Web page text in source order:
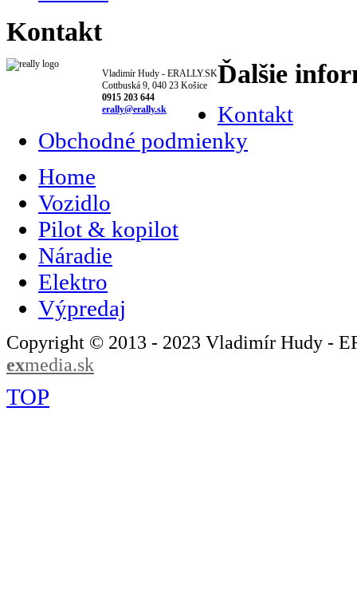
Kontakt
Vladimír Hudy - ERALLY.SK
Cottbuská 9, 040 23 Košice
0915 203 644
erally@erally.sk
Ďalšie
Kontakt
Obchodné podmienky
Home
Vozidlo
Pilot & kopilot
Náradie
Elektro
Výpredaj
Copyright © 2013 - 2023 Vladimír Hudy -
exmedia.sk
TOP